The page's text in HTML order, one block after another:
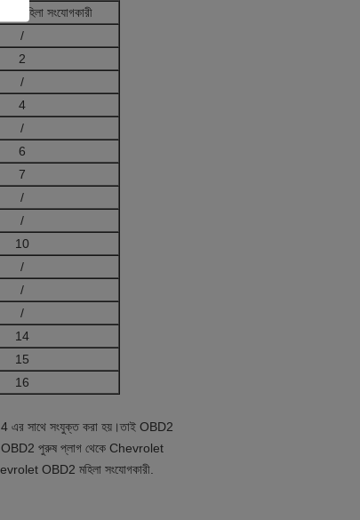
মহিলা সংযোগকারী
/
2
/
4
/
6
7
/
/
10
/
/
/
14
15
16
এর সাথে সংযুক্ত করা হয়।তাই OBD2
OBD2 পুরুষ প্লাগ থেকে Chevrolet
OBD2 মহিলা সংযোগকারী.